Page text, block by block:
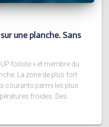
une planche. Sans
foiliste » et membre du
La zone de plus fort
courants parmi les plus
froides. Des